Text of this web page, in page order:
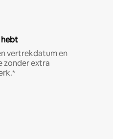
vertrekdatum en
zonder extra